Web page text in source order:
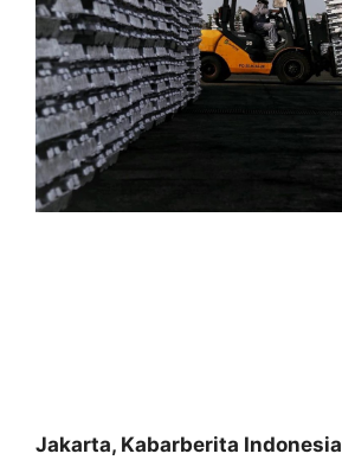
Jakarta, Kabarberita Indonesia